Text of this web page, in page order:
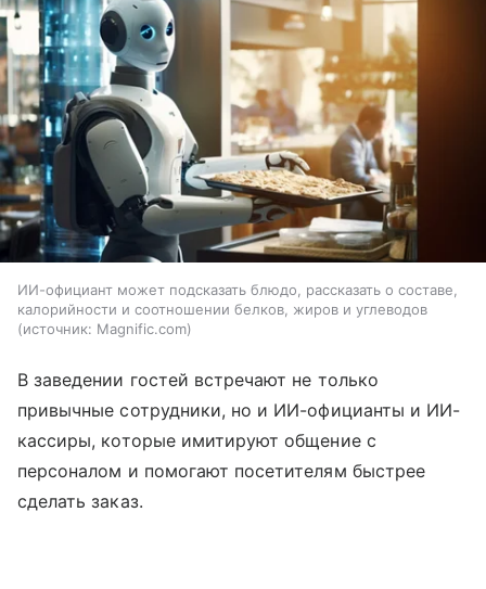
ИИ-официант может подсказать блюдо, рассказать о составе,
калорийности и соотношении белков, жиров и углеводов
источник: Magnific.com
В заведении гостей встречают не только
привычные сотрудники, но и ИИ-официанты и ИИ-
кассиры, которые имитируют общение с
персоналом и помогают посетителям быстрее
сделать заказ.